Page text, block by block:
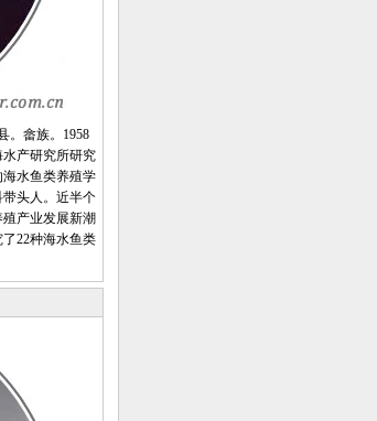
畲族。1958
产研究所研究
水鱼类养殖学
头人。近半个
产业发展新潮
22种海水鱼类